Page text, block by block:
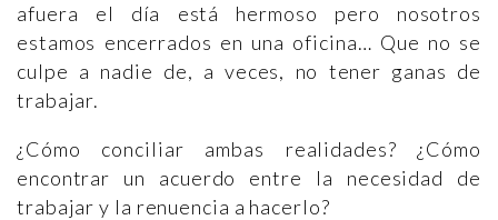
afuera el día está hermoso pero nosotros
estamos encerrados en una oficina… Que no se
culpe a nadie de, a veces, no tener ganas de
trabajar.
¿Cómo conciliar ambas realidades? ¿Cómo
encontrar un acuerdo entre la necesidad de
trabajar y la renuencia a hacerlo?